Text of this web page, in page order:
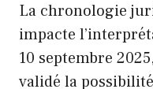
La chronologie
impacte
10 septembre
validé la